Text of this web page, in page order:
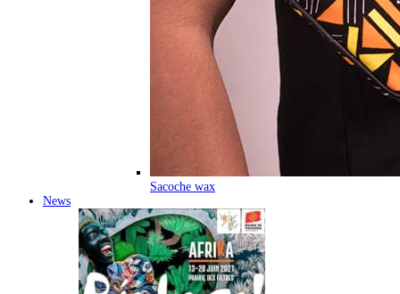
Sacoche wax
News